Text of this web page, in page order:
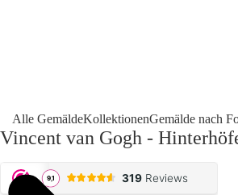
Alle GemäldeKollektionenGemälde nach
Vincent van Gogh -